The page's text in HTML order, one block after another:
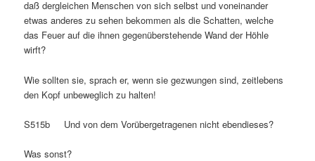
daß dergleichen Menschen von sich selbst und voneinander
etwas anderes zu sehen bekommen als die Schatten, welche
das Feuer auf die ihnen gegenüberstehende Wand der Höhle
wirft?
Wie sollten sie, sprach er, wenn sie gezwungen sind, zeitlebens
den Kopf unbeweglich zu halten!
S515b Und von dem Vorübergetragenen nicht ebendieses?
Was sonst?